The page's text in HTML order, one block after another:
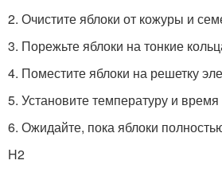
2. Очистите яблоки от кожуры и
3. Порежьте яблоки на тонкие
4. Поместите яблоки на решетку
5. Установите температуру и
6. Ожидайте, пока яблоки
H2